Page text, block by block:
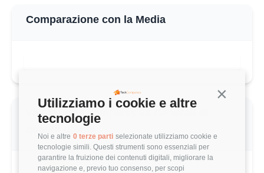
Continua
Utilizziamo i cookie e altre
tecnologie
Noi e altre 0 terze parti selezionate utilizziamo cookie e
tecnologie simili. Questi strumenti sono essenziali per
garantire la fruizione dei contenuti digitali, migliorare la
navigazione e, previo tuo consenso, per scopi
Comparazione con la Media
Valutazione complessiva Generali di
questo utente